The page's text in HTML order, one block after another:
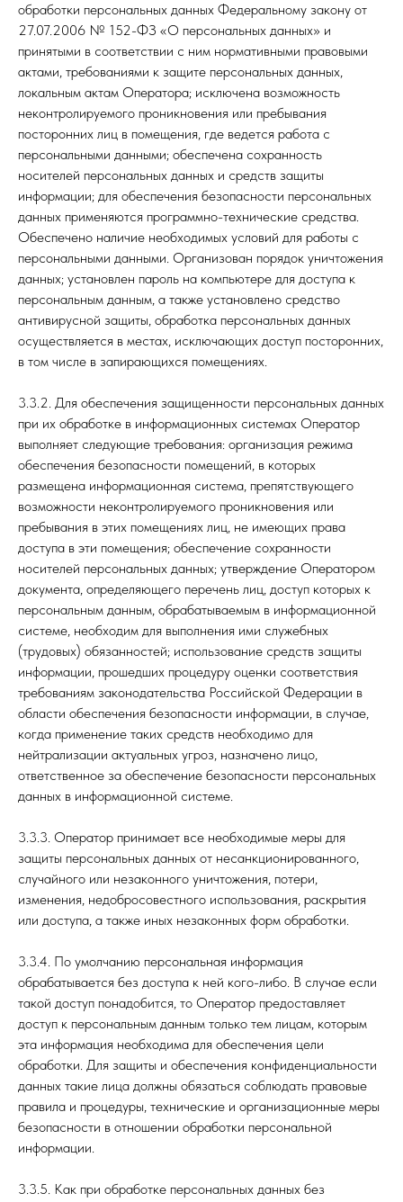
обработки персональных данных Федеральному закону от
27.07.2006 № 152-ФЗ «О персональных данных» и
принятыми в соответствии с ним нормативными правовыми
актами, требованиями к защите персональных данных,
локальным актам Оператора; исключена возможность
неконтролируемого проникновения или пребывания
посторонних лиц в помещения, где ведется работа с
персональными данными; обеспечена сохранность
носителей персональных данных и средств защиты
информации; для обеспечения безопасности персональных
данных применяются программно-технические средства.
Обеспечено наличие необходимых условий для работы с
персональными данными. Организован порядок уничтожения
данных; установлен пароль на компьютере для доступа к
персональным данным, а также установлено средство
антивирусной защиты, обработка персональных данных
осуществляется в местах, исключающих доступ посторонних,
в том числе в запирающихся помещениях.
3.3.2. Для обеспечения защищенности персональных данных
при их обработке в информационных системах Оператор
выполняет следующие требования: организация режима
обеспечения безопасности помещений, в которых
размещена информационная система, препятствующего
возможности неконтролируемого проникновения или
пребывания в этих помещениях лиц, не имеющих права
доступа в эти помещения; обеспечение сохранности
носителей персональных данных; утверждение Оператором
документа, определяющего перечень лиц, доступ которых к
персональным данным, обрабатываемым в информационной
системе, необходим для выполнения ими служебных
(трудовых) обязанностей; использование средств защиты
информации, прошедших процедуру оценки соответствия
требованиям законодательства Российской Федерации в
области обеспечения безопасности информации, в случае,
когда применение таких средств необходимо для
нейтрализации актуальных угроз, назначено лицо,
ответственное за обеспечение безопасности персональных
данных в информационной системе.
3.3.3. Оператор принимает все необходимые меры для
защиты персональных данных от несанкционированного,
случайного или незаконного уничтожения, потери,
изменения, недобросовестного использования, раскрытия
или доступа, а также иных незаконных форм обработки.
3.3.4. По умолчанию персональная информация
обрабатывается без доступа к ней кого-либо. В случае если
такой доступ понадобится, то Оператор предоставляет
доступ к персональным данным только тем лицам, которым
эта информация необходима для обеспечения цели
обработки. Для защиты и обеспечения конфиденциальности
данных такие лица должны обязаться соблюдать правовые
правила и процедуры, технические и организационные меры
безопасности в отношении обработки персональной
информации.
3.3.5. Как при обработке персональных данных без